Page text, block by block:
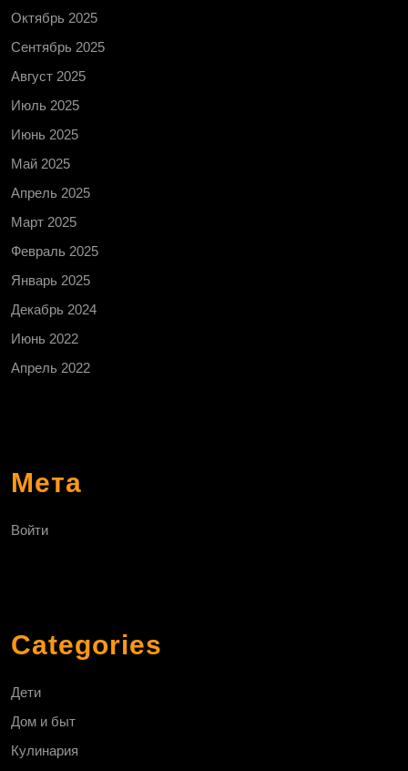
Октябрь 2025
Сентябрь 2025
Август 2025
Июль 2025
Июнь 2025
Май 2025
Апрель 2025
Март 2025
Февраль 2025
Январь 2025
Декабрь 2024
Июнь 2022
Апрель 2022
Мета
Войти
Categories
Дети
Дом и быт
Кулинария